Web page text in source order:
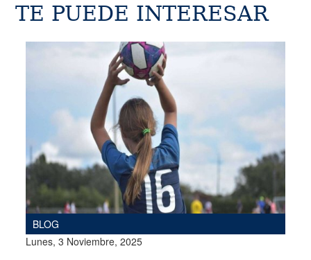
TE PUEDE INTERESAR
BLOG
Lunes, 3 Noviembre, 2025